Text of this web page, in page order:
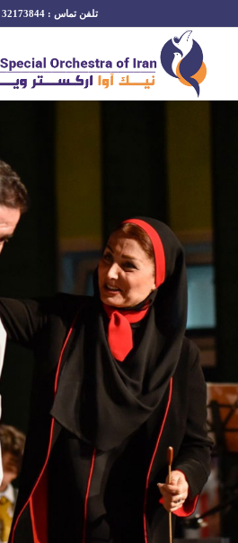
تلفن تماس : 32173844 - 017